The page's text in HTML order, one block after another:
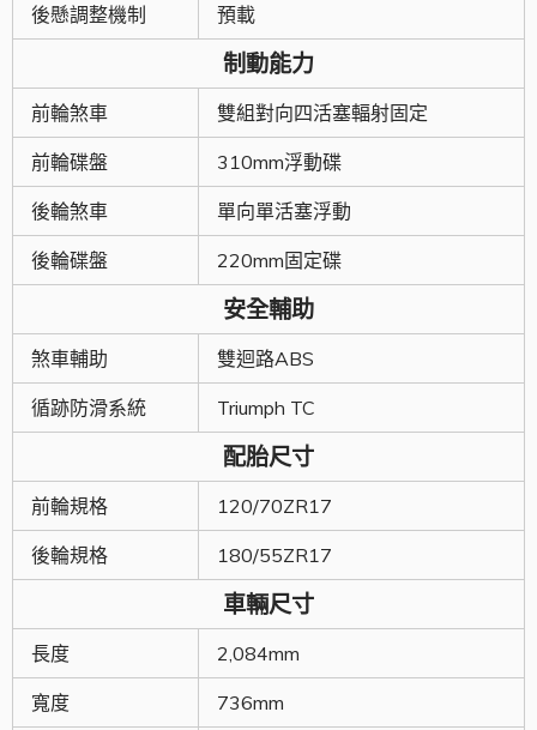
後懸調整機制 預載
制動能力
前輪煞車 雙組對向四活塞輻射固定
前輪碟盤 310mm浮動碟
後輪煞車 單向單活塞浮動
後輪碟盤 220mm固定碟
安全輔助
煞車輔助 雙迴路ABS
循跡防滑系統 Triumph TC
配胎尺寸
前輪規格 120/70ZR17
後輪規格 180/55ZR17
車輛尺寸
長度 2,084mm
寬度 736mm